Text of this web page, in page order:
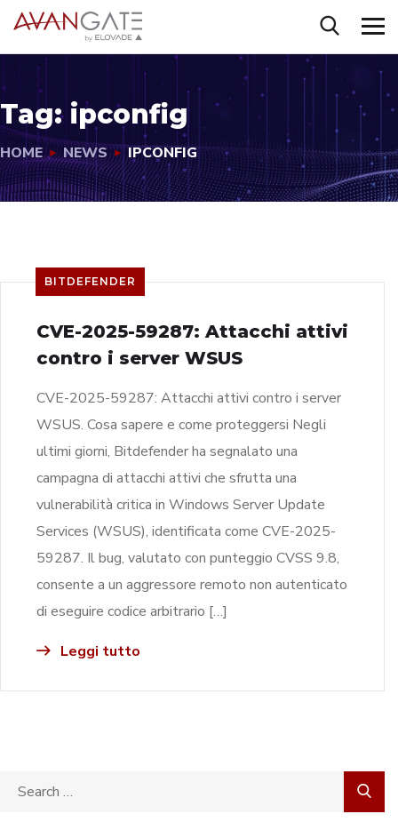
Tag: ipconfig
HOME NEWS IPCONFIG
BITDEFENDER
CVE-2025-59287: Attacchi attivi
contro i server WSUS
CVE-2025-59287: Attacchi attivi contro i server
WSUS. Cosa sapere e come proteggersi Negli
ultimi giorni, Bitdefender ha segnalato una
campagna di attacchi attivi che sfrutta una
vulnerabilità critica in Windows Server Update
Services (WSUS), identificata come CVE-2025-
59287. Il bug, valutato con punteggio CVSS 9.8,
consente a un aggressore remoto non autenticato
di eseguire codice arbitrario […]
Leggi tutto